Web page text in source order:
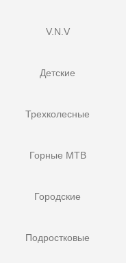
V.N.V
Детские
Трехколесные
Горные MTB
Городские
Подростковые